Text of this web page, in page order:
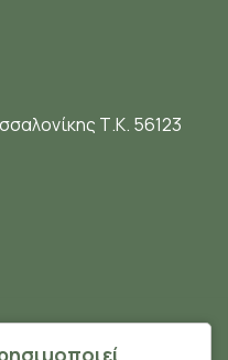
Τ.Κ. 56123